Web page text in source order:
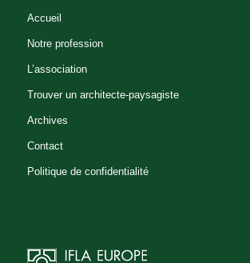
Accueil
Notre profession
L’association
Trouver un architecte-paysagiste
Archives
Contact
Politique de confidentialité